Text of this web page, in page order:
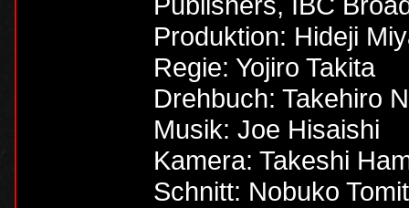
Produktion: Hideji
Regie: Yojiro Takita
Drehbuch: Takehiro
Musik: Joe Hisaishi
Kamera: Takeshi
Schnitt: Nobuko